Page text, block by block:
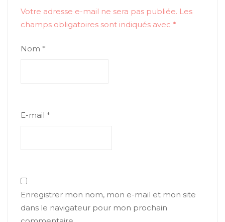
Votre adresse e-mail ne sera pas publiée. Les
champs obligatoires sont indiqués avec *
Nom *
E-mail *
Enregistrer mon nom, mon e-mail et mon site
dans le navigateur pour mon prochain